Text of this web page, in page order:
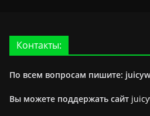
Контакты:
По всем вопросам пишите:
Вы можете поддержать сайт